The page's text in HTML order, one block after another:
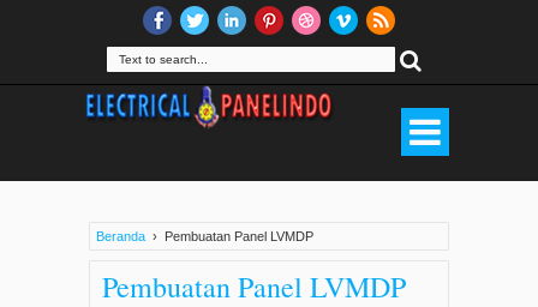
Beranda › Pembuatan Panel LVMDP
Pembuatan Panel LVMDP